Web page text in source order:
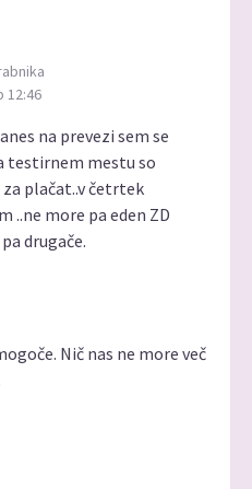
12:46
na prevezi sem se
testirnem mestu so
plačat..v četrtek
..ne more pa eden ZD
drugače.
Nič nas ne more več